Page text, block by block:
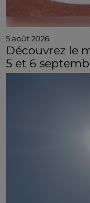
5 août 2026
Découvrez le
5 et 6